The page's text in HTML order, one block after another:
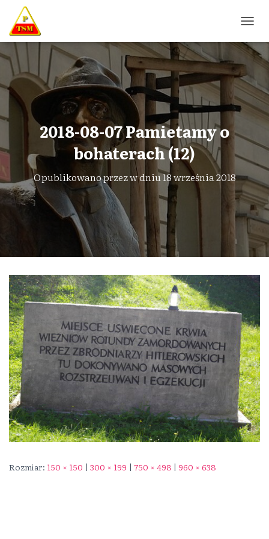
R
Z
Ł
Ą
C
W
G
A
C
J
Ę
2018-08-07 Pamietamy o
bohaterach (12)
Opublikowano przezw dniu18 września 2018
Rozmiar: 150 × 150 | 300 × 199 | 750 × 498 | 960 × 638